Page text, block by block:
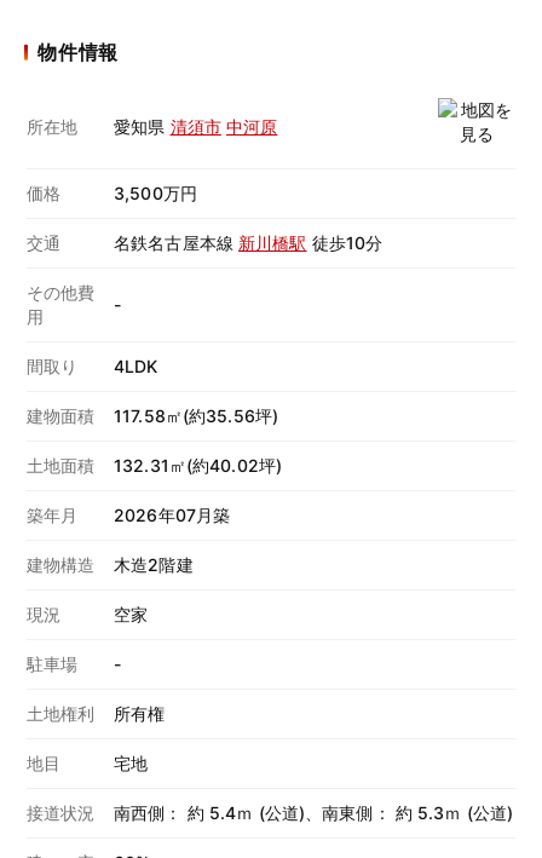
物件情報
所在地 愛知県 清須市 中河原
価格 3,500万円
交通 名鉄名古屋本線 新川橋駅 徒歩10分
その他費
用
-
間取り 4LDK
建物面積 117.58㎡(約35.56坪)
土地面積 132.31㎡(約40.02坪)
築年月 2026年07月築
建物構造 木造2階建
現況 空家
駐車場 -
土地権利 所有権
地目 宅地
接道状況 南西側： 約 5.4ｍ (公道)、南東側： 約 5.3ｍ (公道)